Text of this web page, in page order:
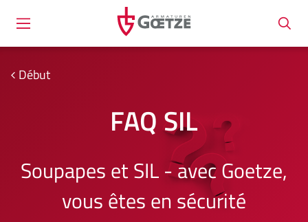
Début
FAQ SIL
Soupapes et SIL - avec Goetze,
vous êtes en sécurité